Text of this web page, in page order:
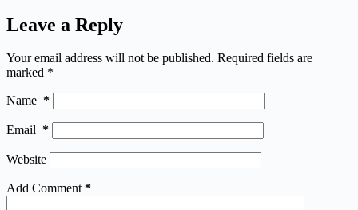
Leave a Reply
Your email address will not be published. Required fields are
marked *
Name *
Email *
Website
Add Comment*